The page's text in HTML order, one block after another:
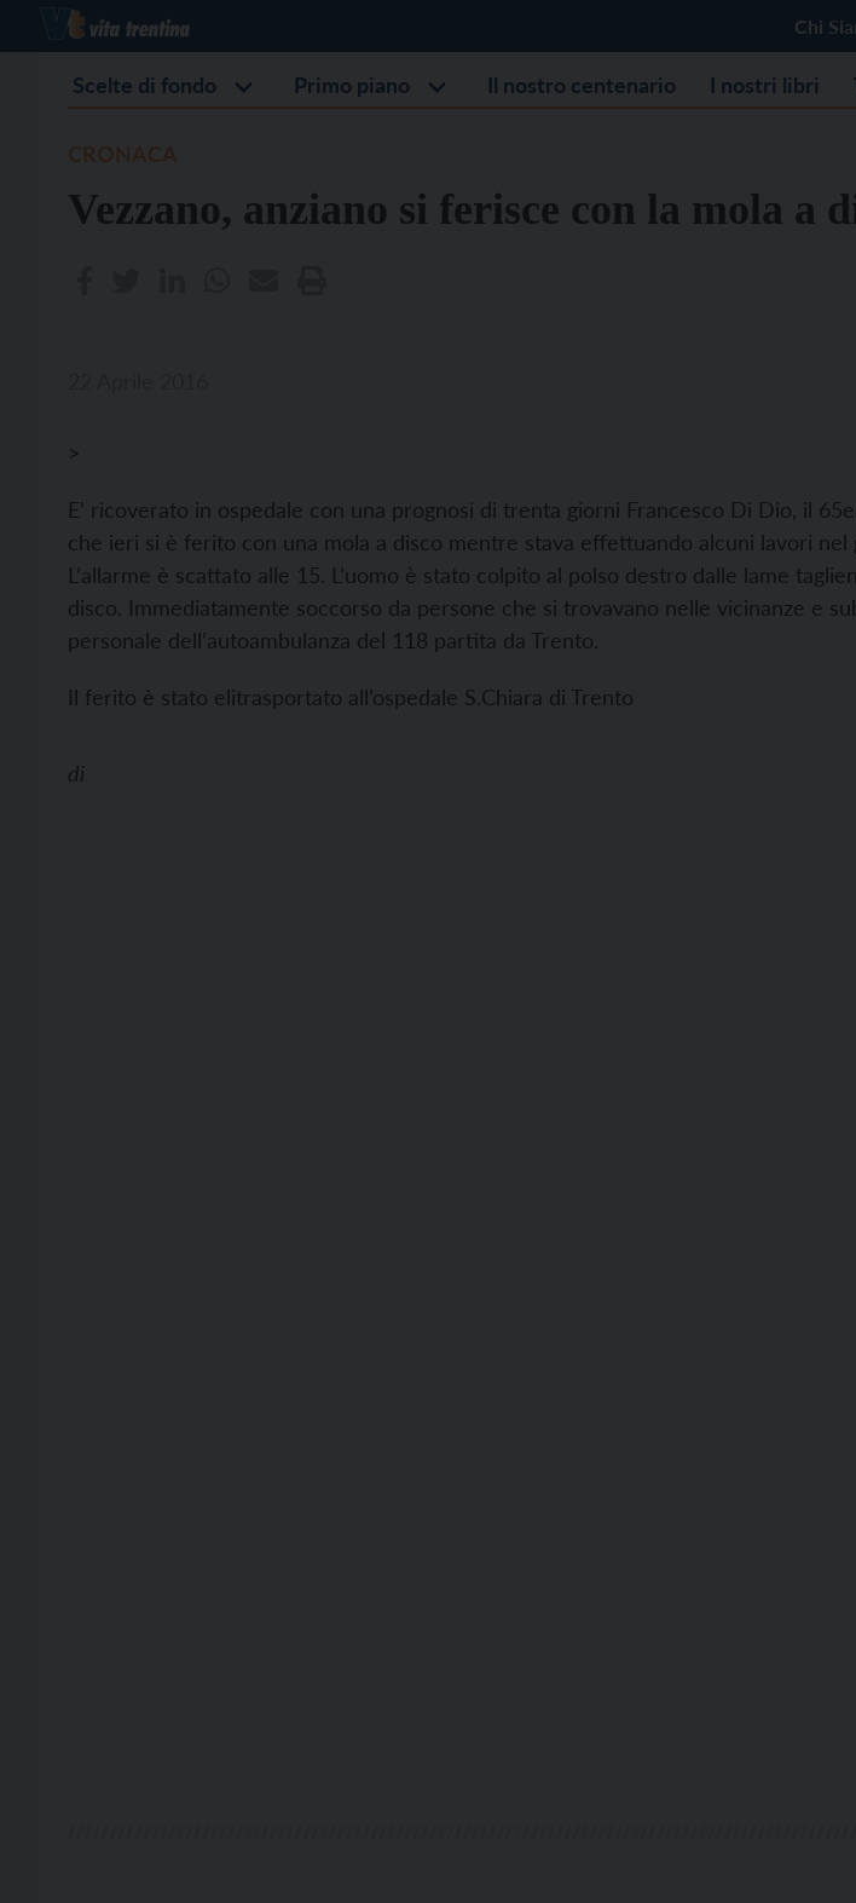
Chi
Scelte di fondo Primo piano Il nostro centenario I nostri libri
Vezzano, anziano si ferisce con la mola a
>
E’ ricoverato in ospedale con una prognosi di trenta giorni Francesco Di Dio, il
che ieri si è ferito con una mola a disco mentre stava effettuando alcuni lavori nel
L’allarme è scattato alle 15. L’uomo è stato colpito al polso destro dalle lame
disco. Immediatamente soccorso da persone che si trovavano nelle vicinanze e
personale dell’autoambulanza del 118 partita da Trento.
Il ferito è stato elitrasportato all’ospedale S.Chiara di Trento
di